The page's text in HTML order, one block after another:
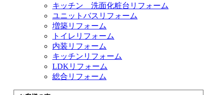
キッチン 洗面化粧台リフォーム
ユニットバスリフォーム
増築リフォーム
トイレリフォーム
内装リフォーム
キッチンリフォーム
LDKリフォーム
総合リフォーム